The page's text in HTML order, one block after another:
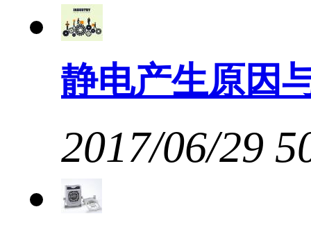
静电产生原因
2017/06/29